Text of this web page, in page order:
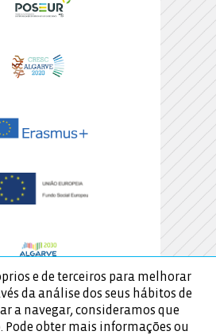
e de terceiros para melhorar
da análise dos seus hábitos de
a navegar, consideramos que
obter mais informações ou